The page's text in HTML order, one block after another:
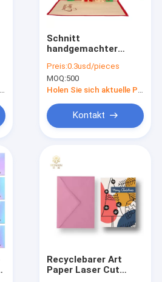
mit Band
Geschenkbox
gezeichnetes Notizbuch
Karten
Holen Sie sich aktuelle Preis
Schnitt
handgemachter
Hochzeits-Karten,
den Knall 3D, der
oben die
grüßt
Preis:0.3usd/pieces
MOQ:500
Holen Sie sich aktuelle Preis
Kontakt
Recyclebarer Art
Paper Laser Cut